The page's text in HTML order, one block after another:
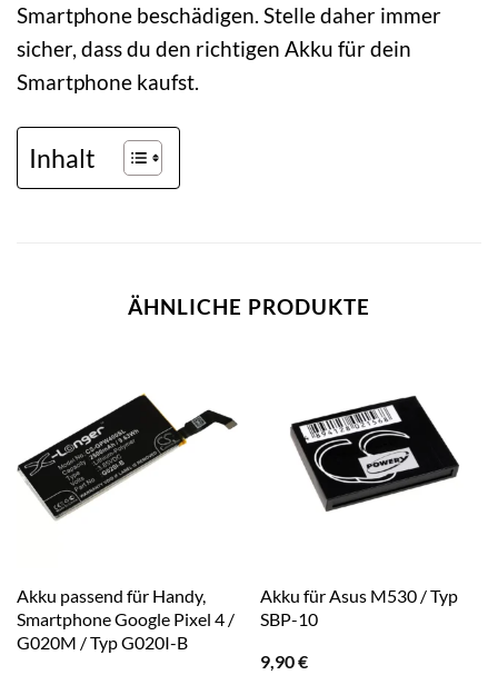
Smartphone beschädigen. Stelle daher immer
sicher, dass du den richtigen Akku für dein
Smartphone kaufst.
Inhalt
ÄHNLICHE PRODUKTE
Akku passend für Handy,
Smartphone Google Pixel 4 /
G020M / Typ G020I-B
Akku für Asus M530 / Typ
SBP-10
9,90€